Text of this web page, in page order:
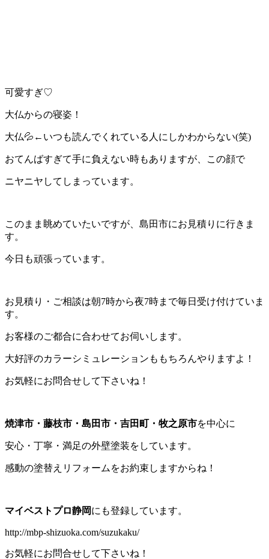
可愛すぎ♡
大仏からの寝姿！
大仏💦←いつも読んでくれている人にしかわからない(笑)
おてんばすぎて手に負えない時もありますが、この顔で
ニヤニヤしてしまっています。
このまま眺めていたいですが、島田市にお見積りに行きま
す。
今日も頑張っています。
お見積り・ご相談は朝7時から夜7時まで毎日受け付けていま
す。
お客様のご都合に合わせてお伺いします。
大好評のカラーシミュレーションももちろんやりますよ！
お気軽にお問合せして下さいね！
焼津市・藤枝市・島田市・吉田町・牧之原市を中心に
安心・丁寧・満足の外壁塗装をしています。
感動の塗替えリフォームをお約束しますからね！
マイベストプロ静岡にも登録しています。
http://mbp-shizuoka.com/suzukaku/
お気軽にお問合せして下さいね！